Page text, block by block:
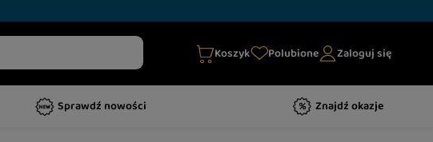
Koszyk Polubione Zaloguj się
Sprawdź nowości Znajdź okazje